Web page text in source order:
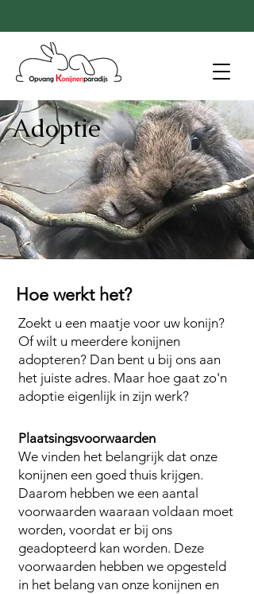
Adoptie
Hoe werkt het?
Zoekt u een maatje voor uw konijn?
Of wilt u meerdere konijnen
adopteren? Dan bent u bij ons aan
het juiste adres. Maar hoe gaat zo'n
adoptie eigenlijk in zijn werk?
Plaatsingsvoorwaarden
We vinden het belangrijk dat onze
konijnen een goed thuis krijgen.
Daarom hebben we een aantal
voorwaarden waaraan voldaan moet
worden, voordat er bij ons
geadopteerd kan worden. Deze
voorwaarden hebben we opgesteld
in het belang van onze konijnen en